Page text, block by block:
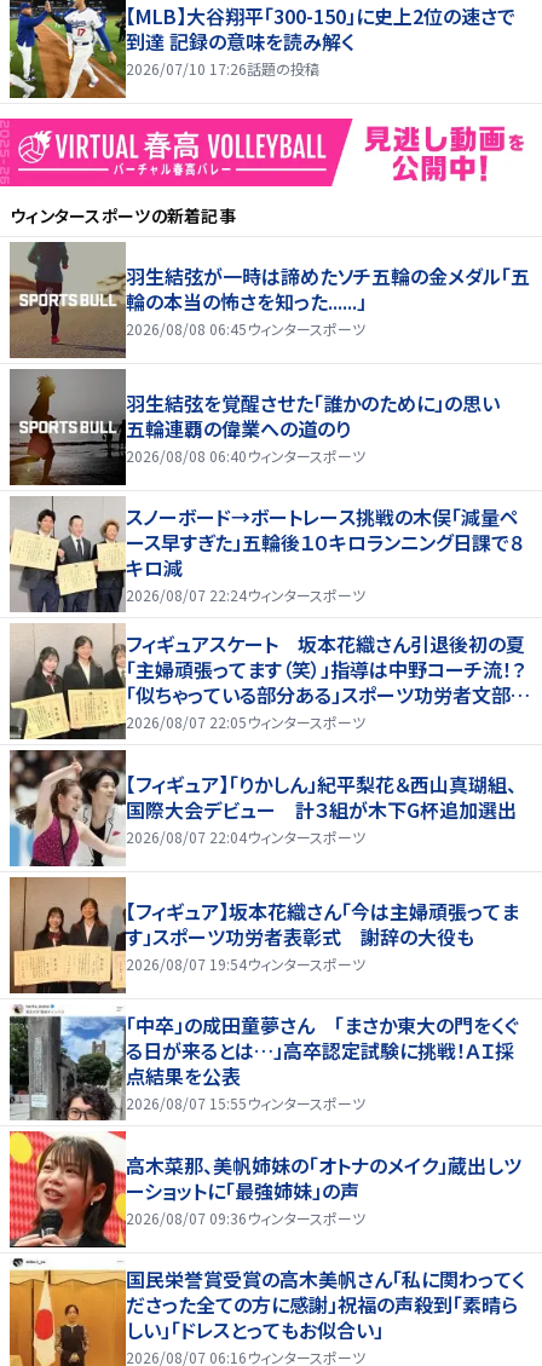
【MLB】大谷翔平「300-150」に史上2位の速さで
到達 記録の意味を読み解く
2026/07/10 17:26話題の投稿
ウィンタースポーツの新着記事
羽生結弦が一時は諦めたソチ五輪の金メダル「五
輪の本当の怖さを知った......」
2026/08/08 06:45ウィンタースポーツ
羽生結弦を覚醒させた「誰かのために」の思い
五輪連覇の偉業への道のり
2026/08/08 06:40ウィンタースポーツ
スノーボード→ボートレース挑戦の木俣「減量ペ
ース早すぎた」五輪後１０キロランニング日課で８
キロ減
2026/08/07 22:24ウィンタースポーツ
フィギュアスケート 坂本花織さん引退後初の夏
「主婦頑張ってます（笑）」指導は中野コーチ流！？
「似ちゃっている部分ある」スポーツ功労者文部科
学大臣顕彰・表彰式
2026/08/07 22:05ウィンタースポーツ
【フィギュア】「りかしん」紀平梨花＆西山真瑚組、
国際大会デビュー 計３組が木下G杯追加選出
2026/08/07 22:04ウィンタースポーツ
【フィギュア】坂本花織さん「今は主婦頑張ってま
す」スポーツ功労者表彰式 謝辞の大役も
2026/08/07 19:54ウィンタースポーツ
「中卒」の成田童夢さん 「まさか東大の門をくぐ
る日が来るとは…」高卒認定試験に挑戦！ＡＩ採
点結果を公表
2026/08/07 15:55ウィンタースポーツ
高木菜那、美帆姉妹の「オトナのメイク」蔵出しツ
ーショットに「最強姉妹」の声
2026/08/07 09:36ウィンタースポーツ
国民栄誉賞受賞の高木美帆さん「私に関わってく
ださった全ての方に感謝」祝福の声殺到「素晴ら
しい」「ドレスとってもお似合い」
2026/08/07 06:16ウィンタースポーツ